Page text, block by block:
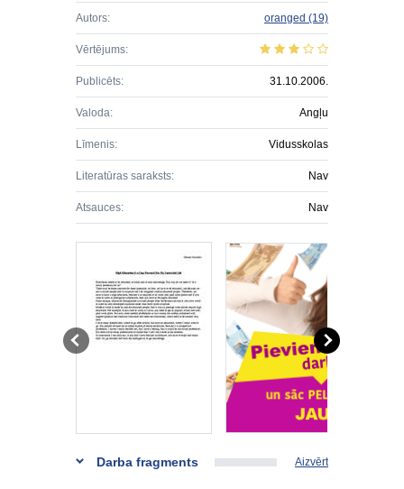
Autors: oranged (19)
Vērtējums:
Publicēts: 31.10.2006.
Valoda: Angļu
Līmenis: Vidusskolas
Literatūras saraksts: Nav
Atsauces: Nav
Darba fragments Aizvērt